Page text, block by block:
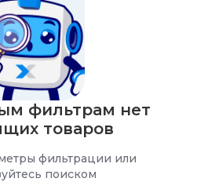
фильтрам нет
товаров
фильтрации или
поиском